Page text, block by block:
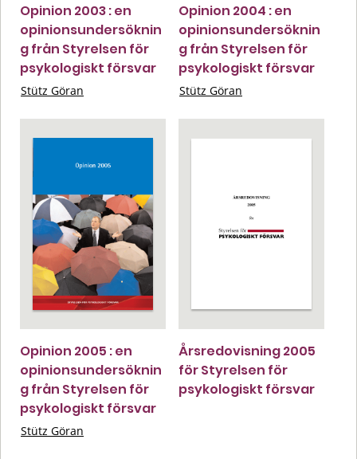
Opinion 2003 : en
opinionsundersöknin
g från Styrelsen för
psykologiskt försvar
Stütz Göran
Opinion 2004 : en
opinionsundersöknin
g från Styrelsen för
psykologiskt försvar
Stütz Göran
Opinion 2005 : en
opinionsundersöknin
g från Styrelsen för
psykologiskt försvar
Stütz Göran
Årsredovisning 2005
för Styrelsen för
psykologiskt försvar